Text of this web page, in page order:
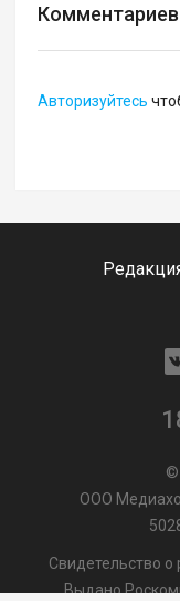
Авторизуйтесь
©
ООО
Свидетельство
Выдано